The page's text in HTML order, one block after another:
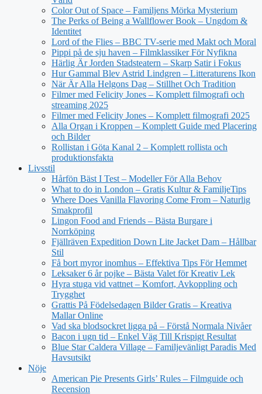
Color Out of Space – Familjens Mörka Mysterium
The Perks of Being a Wallflower Book – Ungdom &
Identitet
Lord of the Flies – BBC TV-serie med Makt och Moral
Pippi på de sju haven – Filmklassiker För Nyfikna
Härlig Är Jorden Stadsteatern – Skarp Satir i Fokus
Hur Gammal Blev Astrid Lindgren – Litteraturens Ikon
När Är Alla Helgons Dag – Stillhet Och Tradition
Filmer med Felicity Jones – Komplett filmografi och
streaming 2025
Filmer med Felicity Jones – Komplett filmografi 2025
Alla Organ i Kroppen – Komplett Guide med Placering
och Bilder
Rollistan i Göta Kanal 2 – Komplett rollista och
produktionsfakta
Livsstil
Hårfön Bäst I Test – Modeller För Alla Behov
What to do in London – Gratis Kultur & FamiljeTips
Where Does Vanilla Flavoring Come From – Naturlig
Smakprofil
Lingon Food and Friends – Bästa Burgare i
Norrköping
Fjällräven Expedition Down Lite Jacket Dam – Hållbar
Stil
Få bort myror inomhus – Effektiva Tips För Hemmet
Leksaker 6 år pojke – Bästa Valet för Kreativ Lek
Hyra stuga vid vattnet – Komfort, Avkoppling och
Trygghet
Grattis På Födelsedagen Bilder Gratis – Kreativa
Mallar Online
Vad ska blodsockret ligga på – Förstå Normala Nivåer
Bacon i ugn tid – Enkel Väg Till Krispigt Resultat
Blue Star Caldera Village – Familjevänligt Paradis Med
Havsutsikt
Nöje
American Pie Presents Girls’ Rules – Filmguide och
Recension